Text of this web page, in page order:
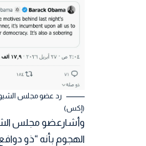
رد عضو مجلس
(إكس)
وأشارعضو مجلس
الهجوم بأنه “ذو